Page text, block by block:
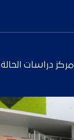
مركز دراسات الحالة